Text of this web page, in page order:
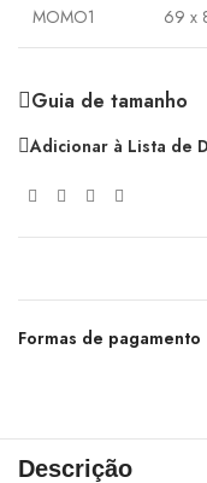
MOMO1 69 x
Guia de tamanho
Adicionar à Lista de
Formas de pagamento
Descrição